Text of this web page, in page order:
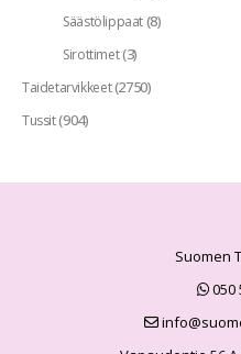
Säästölippaat(8)
Sirottimet(3)
Taidetarvikkeet(2750)
Tussit(904)
Suomen
050